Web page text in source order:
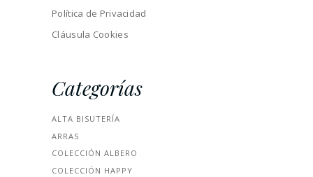
Política de Privacidad
Cláusula Cookies
Categorías
ALTA BISUTERÍA
ARRAS
COLECCIÓN ALBERO
COLECCIÓN HAPPY